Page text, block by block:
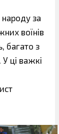
за
воїнів
багато з
ці важкі